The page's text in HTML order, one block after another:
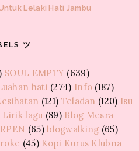
Lelaki Hati Jambu
Puasa
ツ
SOUL EMPTY (639)
hati (274) Info (187)
(121) Teladan (120) Isu
Lirik lagu (89) Blog Mesra
(65) blogwalking (65)
(45) Kopi Kurus Klubna